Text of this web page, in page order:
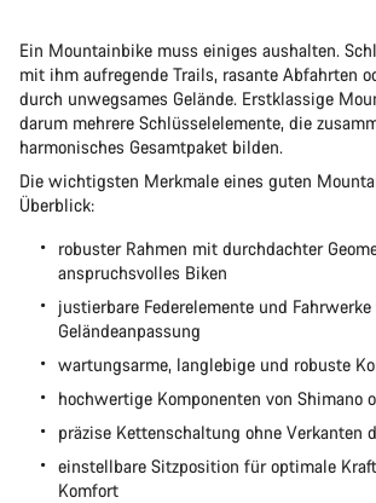
Ein Mountainbike muss einiges aushalten.
mit ihm aufregende Trails, rasante Abfahrten
durch unwegsames Gelände. Erstklassige
darum mehrere Schlüsselelemente, die
harmonisches Gesamtpaket bilden.
Die wichtigsten Merkmale eines guten
Überblick:
robuster Rahmen mit durchdachter
anspruchsvolles Biken
justierbare Federelemente und
Geländeanpassung
wartungsarme, langlebige und robuste
hochwertige Komponenten von Shimano
präzise Kettenschaltung ohne Verkanten
einstellbare Sitzposition für optimale
Komfort